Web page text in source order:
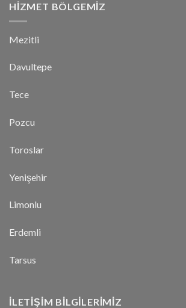
HIZMET BÖLGEMIZ
Mezitli
Davultepe
Tece
Pozcu
Toroslar
Yenişehir
Limonlu
Erdemli
Tarsus
İLETIŞIM BILGILERIMIZ